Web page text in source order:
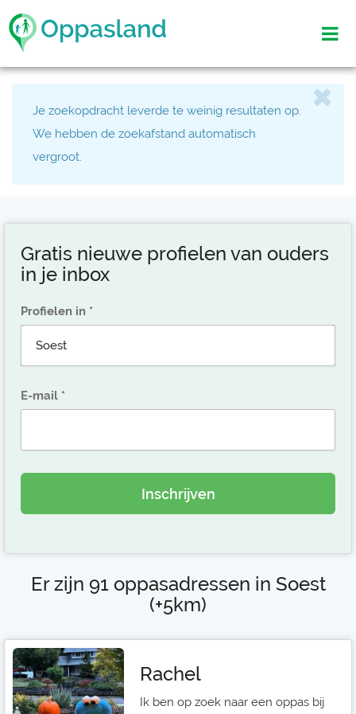
Je zoekopdracht leverde te weinig resultaten op.
We hebben de zoekafstand automatisch
vergroot.
Gratis nieuwe profielen van ouders
in je inbox
Profielen in
E-mail
Inschrijven
Er zijn 91 oppasadressen in Soest
(+5km)
Rachel
Ik ben op zoek naar een oppas bij